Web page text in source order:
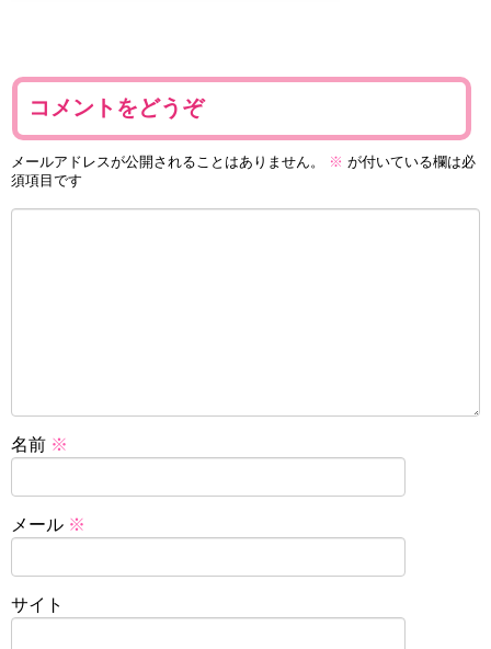
コメントをどうぞ
メールアドレスが公開されることはありません。 ※ が付いている欄は必
須項目です
名前 ※
メール ※
サイト